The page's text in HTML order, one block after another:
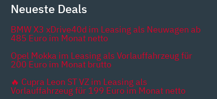
Neueste Deals
BMW X3 xDrive40d im Leasing als Neuwagen ab
485 Euro im Monat netto
Opel Mokka im Leasing als Vorlauffahrzeug für
200 Euro im Monat brutto
🔥 Cupra Leon ST VZ im Leasing als
Vorlauffahrzeug für 199 Euro im Monat netto